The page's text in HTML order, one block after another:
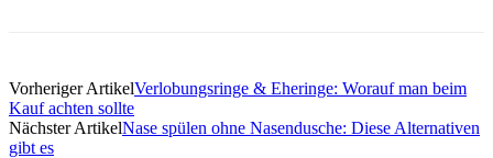
Vorheriger ArtikelVerlobungsringe & Eheringe: Worauf man beim
Kauf achten sollte
Nächster ArtikelNase spülen ohne Nasendusche: Diese Alternativen
gibt es